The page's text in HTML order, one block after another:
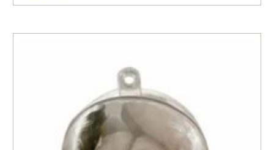
prix
était :
prix
est :